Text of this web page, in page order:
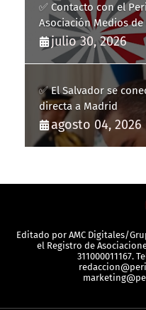
✅ Contacto con el
Asociación Medios
julio 30, 2026
✅ El Salvador se
directa a Madrid
agosto 04, 2026
Editado por AMC Digitales/
el Registro de
311000011167.